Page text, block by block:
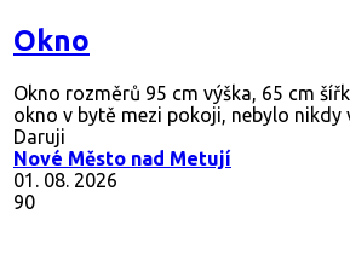
Okno
Okno rozměrů 95 cm výška, 65 cm
okno v bytě mezi pokoji, nebylo nikdy
Daruji
Nové Město nad Metují
01. 08. 2026
90